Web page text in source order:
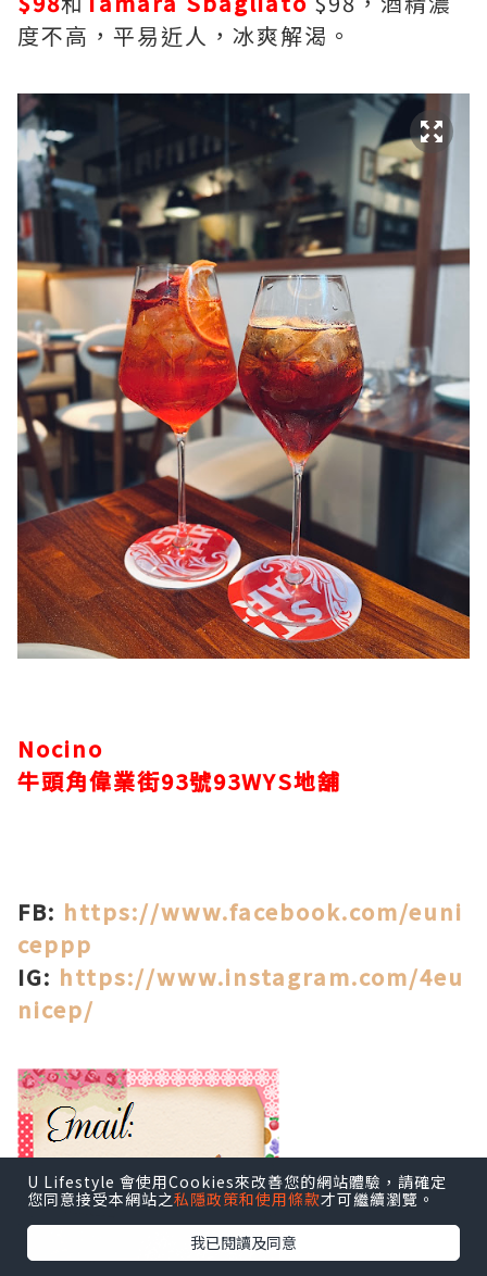
度不高，平易近人，冰爽解渴。
Nocino
牛頭角偉業街93號93WYS地舖
FB: https://www.facebook.com/euni
ceppp
IG: https://www.instagram.com/4eu
nicep/
U Lifestyle 會使用Cookies來改善您的網站體驗，請確定
您同意接受本網站之私隱政策和使用條款才可繼續瀏覽。
我已閱讀及同意